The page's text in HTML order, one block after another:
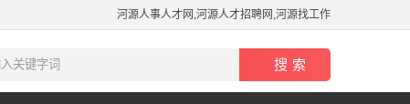
河源人事人才网,河源人才招聘网,河源找工作